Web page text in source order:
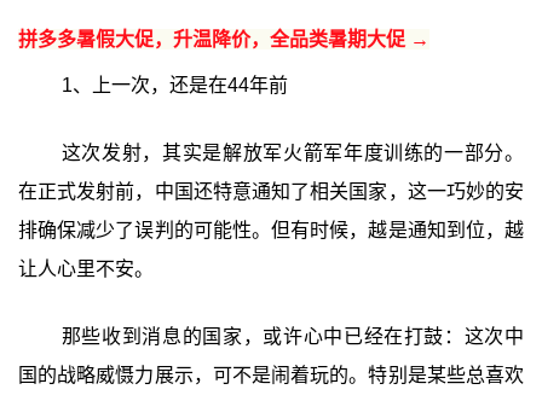
拼多多暑假大促，升温降价，全品类暑期大促 →
1、上一次，还是在44年前
这次发射，其实是解放军火箭军年度训练的一部分。
在正式发射前，中国还特意通知了相关国家，这一巧妙的安
排确保减少了误判的可能性。但有时候，越是通知到位，越
让人心里不安。
那些收到消息的国家，或许心中已经在打鼓：这次中
国的战略威慑力展示，可不是闹着玩的。特别是某些总喜欢